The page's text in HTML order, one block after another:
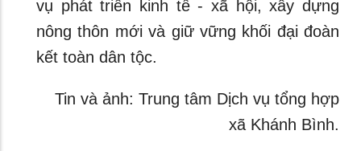
vụ phát triển kinh tế - xã hội, xây dựng
nông thôn mới và giữ vững khối đại đoàn
kết toàn dân tộc.
Tin và ảnh: Trung tâm Dịch vụ tổng hợp
xã Khánh Bình.